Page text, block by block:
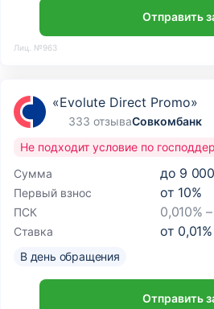
Отправить
Лиц. №963
«Evolute Direct Promo»
333 отзываСовкомбанк
Сумма до 9
Первый взнос от 10%
ПСК 0,010%
Ставка от 0,01%
Не подходит условие по
В день обращения
Отправить